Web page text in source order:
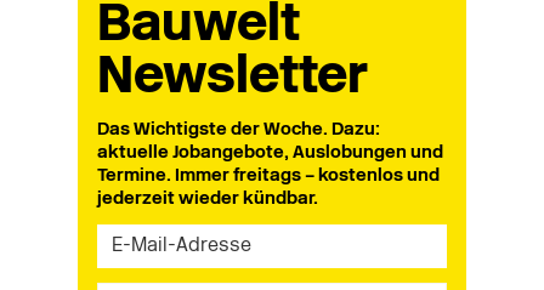
Bauwelt
Newsletter
Das Wichtigste der Woche. Dazu:
aktuelle Jobangebote, Auslobungen und
Termine. Immer freitags – kostenlos und
jederzeit wieder kündbar.